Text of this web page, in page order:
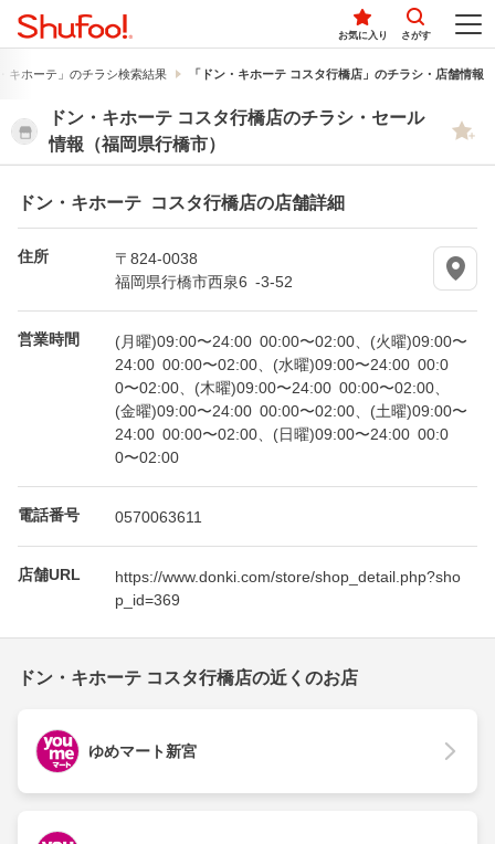
お気に入り さがす
キホーテ」のチラシ検索結果 「ドン・キホーテ コスタ行橋店」のチラシ・店舗情報
ドン・キホーテ コスタ行橋店のチラシ・セール
情報（福岡県行橋市）
ドン・キホーテ コスタ行橋店の店舗詳細
住所
〒824-0038
福岡県行橋市西泉6 -3-52
営業時間
(月曜)09:00〜24:00 00:00〜02:00、(火曜)09:00〜
24:00 00:00〜02:00、(水曜)09:00〜24:00 00:0
0〜02:00、(木曜)09:00〜24:00 00:00〜02:00、
(金曜)09:00〜24:00 00:00〜02:00、(土曜)09:00〜
24:00 00:00〜02:00、(日曜)09:00〜24:00 00:0
0〜02:00
電話番号 0570063611
店舗URL
https://www.donki.com/store/shop_detail.php?sho
p_id=369
ドン・キホーテ コスタ行橋店の近くのお店
ゆめマート新宮